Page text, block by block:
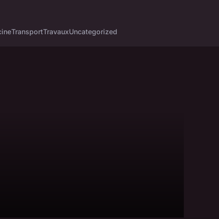
TransportTravauxUncategorized